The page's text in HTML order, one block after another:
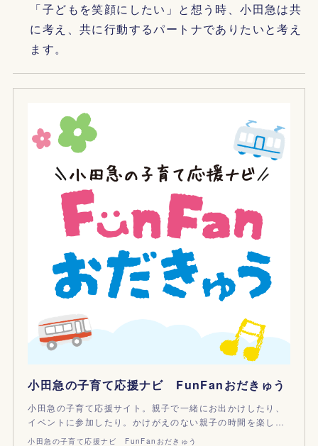
「子どもを笑顔にしたい」と想う時、小田急は共
に考え、共に行動するパートナでありたいと考え
ます。
小田急の子育て応援ナビ FunFanおだきゅう
小田急の子育て応援サイト。親子で一緒にお出かけしたり、
イベントに参加したり。かけがえのない親子の時間を楽し…
小田急の子育て応援ナビ FunFanおだきゅう